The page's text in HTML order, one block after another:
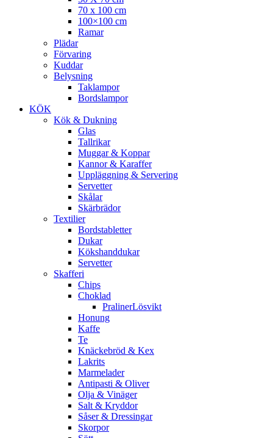
70 x 100 cm
100×100 cm
Ramar
Plädar
Förvaring
Kuddar
Belysning
Taklampor
Bordslampor
KÖK
Kök & Dukning
Glas
Tallrikar
Muggar & Koppar
Kannor & Karaffer
Uppläggning & Servering
Servetter
Skålar
Skärbrädor
Textilier
Bordstabletter
Dukar
Kökshanddukar
Servetter
Skafferi
Chips
Choklad
PralinerLösvikt
Honung
Kaffe
Te
Knäckebröd & Kex
Lakrits
Marmelader
Antipasti & Oliver
Olja & Vinäger
Salt & Kryddor
Såser & Dressingar
Skorpor